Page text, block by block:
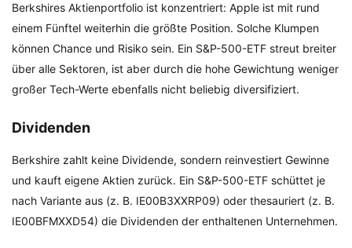
Berkshires Aktienportfolio ist konzentriert: Apple ist mit rund
einem Fünftel weiterhin die größte Position. Solche Klumpen
können Chance und Risiko sein. Ein S&P-500-ETF streut breiter
über alle Sektoren, ist aber durch die hohe Gewichtung weniger
großer Tech-Werte ebenfalls nicht beliebig diversifiziert.
Dividenden
Berkshire zahlt keine Dividende, sondern reinvestiert Gewinne
und kauft eigene Aktien zurück. Ein S&P-500-ETF schüttet je
nach Variante aus (z. B. IE00B3XXRP09) oder thesauriert (z. B.
IE00BFMXXD54) die Dividenden der enthaltenen Unternehmen.